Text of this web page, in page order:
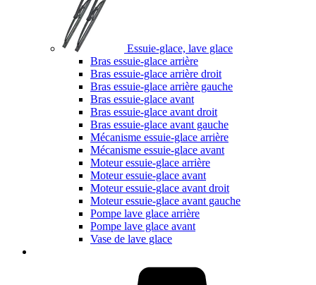
Essuie-glace, lave glace
Bras essuie-glace arrière
Bras essuie-glace arrière droit
Bras essuie-glace arrière gauche
Bras essuie-glace avant
Bras essuie-glace avant droit
Bras essuie-glace avant gauche
Mécanisme essuie-glace arrière
Mécanisme essuie-glace avant
Moteur essuie-glace arrière
Moteur essuie-glace avant
Moteur essuie-glace avant droit
Moteur essuie-glace avant gauche
Pompe lave glace arrière
Pompe lave glace avant
Vase de lave glace